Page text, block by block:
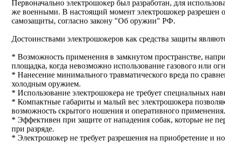
Первоначально электрошокер был разработан, для
же военными. В настоящий момент электрошокер разрешен
самозащиты, согласно закону "Об оружии" РФ.
Достоинствами электрошокеров как средства защиты
* Возможность применения в замкнутом пространстве,
площадка, когда невозможно использование газового или
* Нанесение минимального травматического вреда по
холодным оружием.
* Использование электрошокера не требует специальных
* Компактные габариты и малый вес электрошокера
возможность скрытого ношения и оперативного применения.
* Эффективен при защите от нападения собак, которые не
при разряде.
* Электрошокер не требует разрешения на приобретение и